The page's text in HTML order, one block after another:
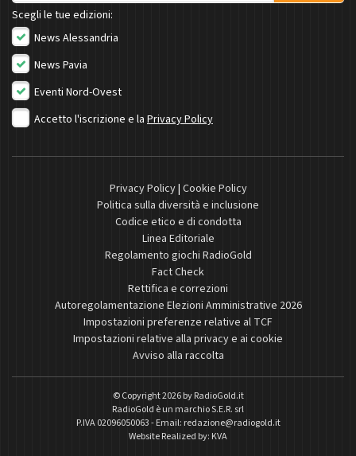
Scegli le tue edizioni:
News Alessandria
News Pavia
Eventi Nord-Ovest
Accetto l'iscrizione e la Privacy Policy
Privacy Policy| Cookie Policy
Politica sulla diversità e inclusione
Codice etico e di condotta
Linea Editoriale
Regolamento giochi RadioGold
Fact Check
Rettifica e correzioni
Autoregolamentazione Elezioni Amministrative 2026
Impostazioni preferenze relative al TCF
Impostazioni relative alla privacy e ai cookie
Avviso alla raccolta
© Copyright 2026 byRadioGold.it
RadioGold è un marchio S.E.R. srl
P.IVA 02096050063 - Email: redazione@radiogold.it
Website Realized by: KVA